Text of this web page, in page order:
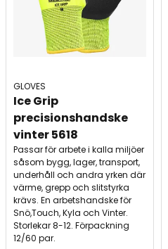
GLOVES
Ice Grip
precisionshandske
vinter 5618
Passar för arbete i kalla miljöer
såsom bygg, lager, transport,
underhåll och andra yrken där
värme, grepp och slitstyrka
krävs. En arbetshandske för
Snö,Touch, Kyla och Vinter.
Storlekar 8-12. Förpackning
12/60 par.